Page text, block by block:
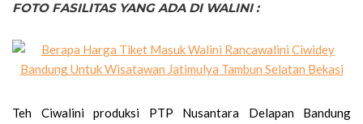
FOTO FASILITAS YANG ADA DI WALINI :
Teh Ciwalini produksi PTP Nusantara Delapan Bandung